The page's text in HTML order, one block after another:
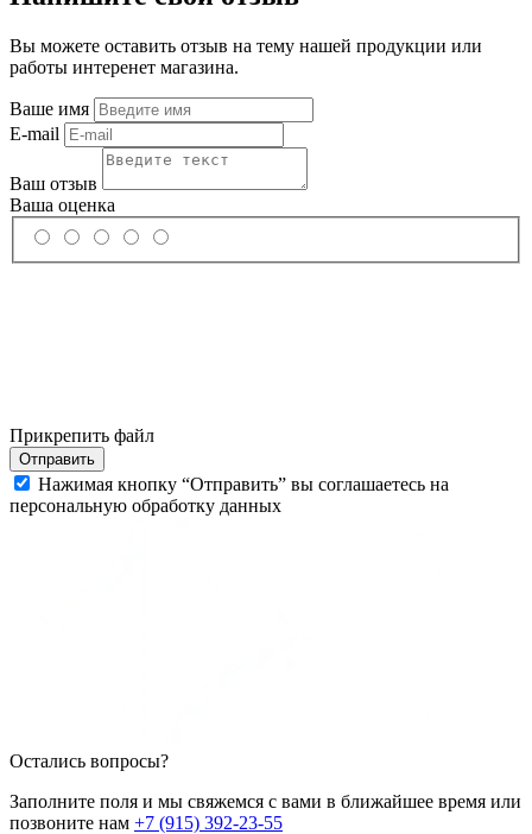
Вы можете оставить отзыв на тему нашей продукции или
работы интеренет магазина.
Ваше имя
E-mail
Ваш отзыв
Ваша оценка
Прикрепить файл
Отправить
Нажимая кнопку “Отправить” вы соглашаетесь на
персональную обработку данных
Остались вопросы?
Заполните поля и мы свяжемся с вами в ближайшее время или
позвоните нам +7 (915) 392-23-55